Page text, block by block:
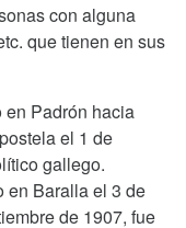
con alguna
que tienen en sus
en Padrón hacia
el 1 de
gallego.
en Baralla el 3 de
de 1907, fue